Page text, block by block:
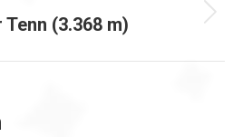
Nächster
Tenn (3.368 m)